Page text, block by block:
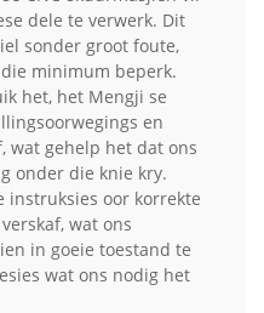
dele te verwerk. Dit
sonder groot foute,
minimum beperk.
het, het Mengji se
en
wat gehelp het dat ons
onder die knie kry.
instruksies oor korrekte
wat ons
in goeie toestand te
wat ons nodig het